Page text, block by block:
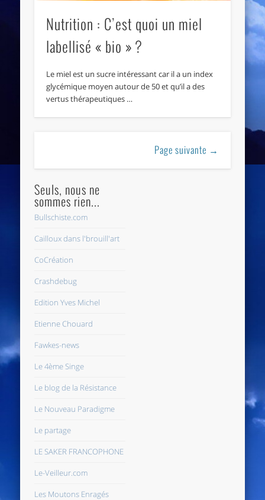
Nutrition : C’est quoi un miel
labellisé « bio » ?
Le miel est un sucre intéressant car il a un index
glycémique moyen autour de 50 et qu’il a des
vertus thérapeutiques …
Page suivante →
Seuls, nous ne
sommes rien...
Bullschiste.com
Cailloux dans l'brouill'art
CoCréation
Crashdebug
Edition Yves Michel
Etienne Chouard
Fawkes-news
Le 4ème Singe
Le blog de la Résistance
Le Nouveau Paradigme
Le partage
LE SAKER FRANCOPHONE
Le-Veilleur.com
Les Moutons Enragés